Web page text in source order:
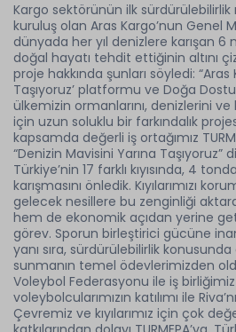
Kargo sektörünün ilk
kuruluş olan Aras Kargo’nun Genel
dünyada her yıl denizlere karışan
doğal hayatı tehdit ettiğinin altını
proje hakkında şunları söyledi: “Aras
Taşıyoruz’ platformu ve Doğa
ülkemizin ormanlarını, denizlerini ve
için uzun soluklu bir farkındalık
kapsamda değerli iş ortağımız
“Denizin Mavisini Yarına Taşıyoruz”
Türkiye’nin 17 farklı kıyısında, 4
karışmasını önledik. Kıyılarımızı
gelecek nesillere bu zenginliği
hem de ekonomik açıdan yerine
görev. Sporun birleştirici gücüne
yanı sıra, sürdürülebilirlik
sunmanın temel ödevlerimizden
Voleybol Federasyonu ile iş
voleybolcularımızın katılımı ile
Çevremiz ve kıyılarımız için çok